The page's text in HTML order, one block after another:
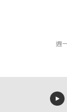
週